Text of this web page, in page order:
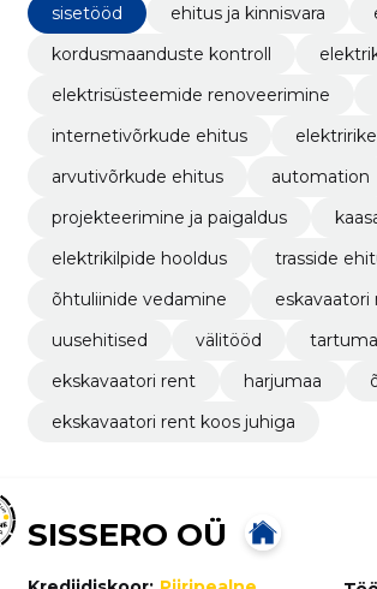
sisetööd
ehitus ja kinnisvara
kordusmaanduste kontroll
elektrisüsteemide renoveerimine
internetivõrkude ehitus
arvutivõrkude ehitus
automation
projekteerimine ja paigaldus
elektrikilpide hooldus
trasside
õhtuliinide vedamine
eskavaatori
uusehitised
välitööd
ekskavaatori rent
harjumaa
ekskavaatori rent koos juhiga
SISSERO OÜ